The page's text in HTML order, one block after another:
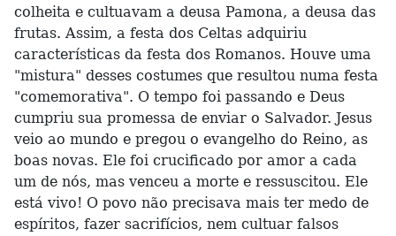
colheita e cultuavam a deusa Pamona, a deusa das
frutas. Assim, a festa dos Celtas adquiriu
características da festa dos Romanos. Houve uma
"mistura" desses costumes que resultou numa festa
"comemorativa". O tempo foi passando e Deus
cumpriu sua promessa de enviar o Salvador. Jesus
veio ao mundo e pregou o evangelho do Reino, as
boas novas. Ele foi crucificado por amor a cada
um de nós, mas venceu a morte e ressuscitou. Ele
está vivo! O povo não precisava mais ter medo de
espíritos, fazer sacrifícios, nem cultuar falsos